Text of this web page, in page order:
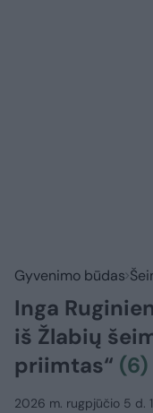
Gyvenimo būdas
Inga
iš Žlabių
priimtas“ (6)
2026 m. rugpjūčio 5 d.